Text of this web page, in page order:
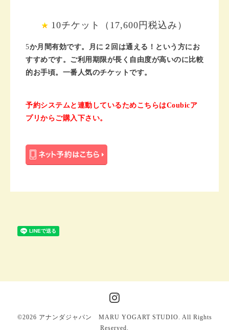
10チケット（17,600円税込み）
5か月間有効です。月に２回は通える！という方にお
すすめです。ご利用期限が長く自由度が高いのに比較
的お手頃。一番人気のチケットです。
予約システムと連動しているためこちらはCoubicア
プリからご購入下さい。
©2026 アナンダジャパン MARU YOGART STUDIO . All Rights
Reserved.